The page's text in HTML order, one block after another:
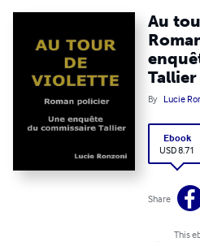
Au
Tallier
By Lucie
Ebook
USD 8.71
Share
This